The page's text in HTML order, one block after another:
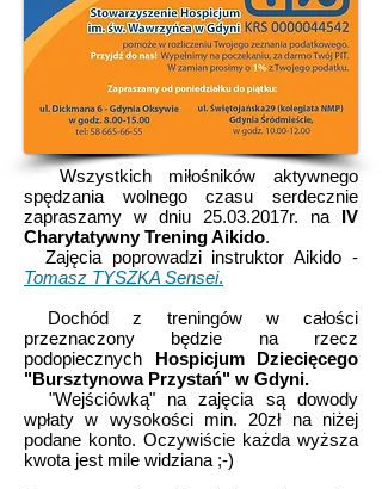
Wszystkich miłośników aktywnego
spędzania wolnego czasu serdecznie
zapraszamy w dniu 25.03.2017r. na IV
Charytatywny Trening Aikido.
Zajęcia poprowadzi instruktor Aikido -
Tomasz TYSZKA Sensei.
Dochód z treningów w całości
przeznaczony będzie na rzecz
podopiecznych Hospicjum Dziecięcego
"Bursztynowa Przystań" w Gdyni.
"Wejściówką" na zajęcia są dowody
wpłaty w wysokości min. 20zł na niżej
podane konto. Oczywiście każda wyższa
kwota jest mile widziana ;-)